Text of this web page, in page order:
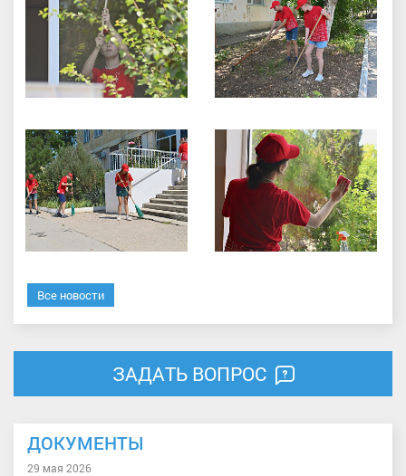
Все новости
ЗАДАТЬ ВОПРОС
ДОКУМЕНТЫ
29 мая 2026